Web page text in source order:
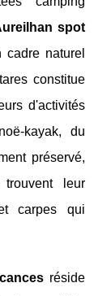
spot
naturel
constitue
d'activités
kayak, du
préservé,
leur
carpes qui
réside